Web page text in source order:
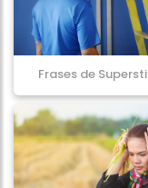
Frases de